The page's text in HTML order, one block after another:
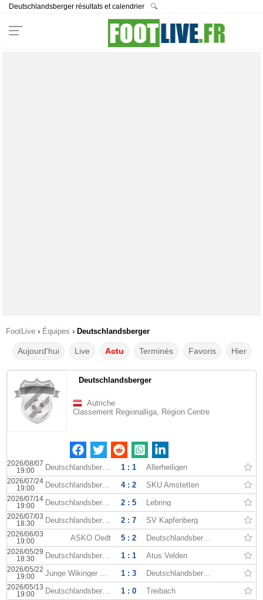
Deutschlandsberger résultats et calendrier 🔍
FootLive › Équipes › Deutschlandsberger
Aujourd'hui Live Actu Terminés Favoris Hier
Deutschlandsberger
Autriche
Classement Regionalliga, Région Centre
2026/08/07
19:00
Deutschlandsberger 1 : 1 Allerheiligen
2026/07/24
19:00
Deutschlandsberger 4 : 2 SKU Amstetten
2026/07/14
19:00
Deutschlandsberger 2 : 5 Lebring
2026/07/03
18:30
Deutschlandsberger 2 : 7 SV Kapfenberg
2026/06/03
19:00
ASKÖ Oedt 5 : 2 Deutschlandsberger
2026/05/29
18:30
Deutschlandsberger 1 : 1 Atus Velden
2026/05/22
19:00
Junge Wikinger Ried 1 : 3 Deutschlandsberger
2026/05/13
19:00
Deutschlandsberger 1 : 0 Treibach